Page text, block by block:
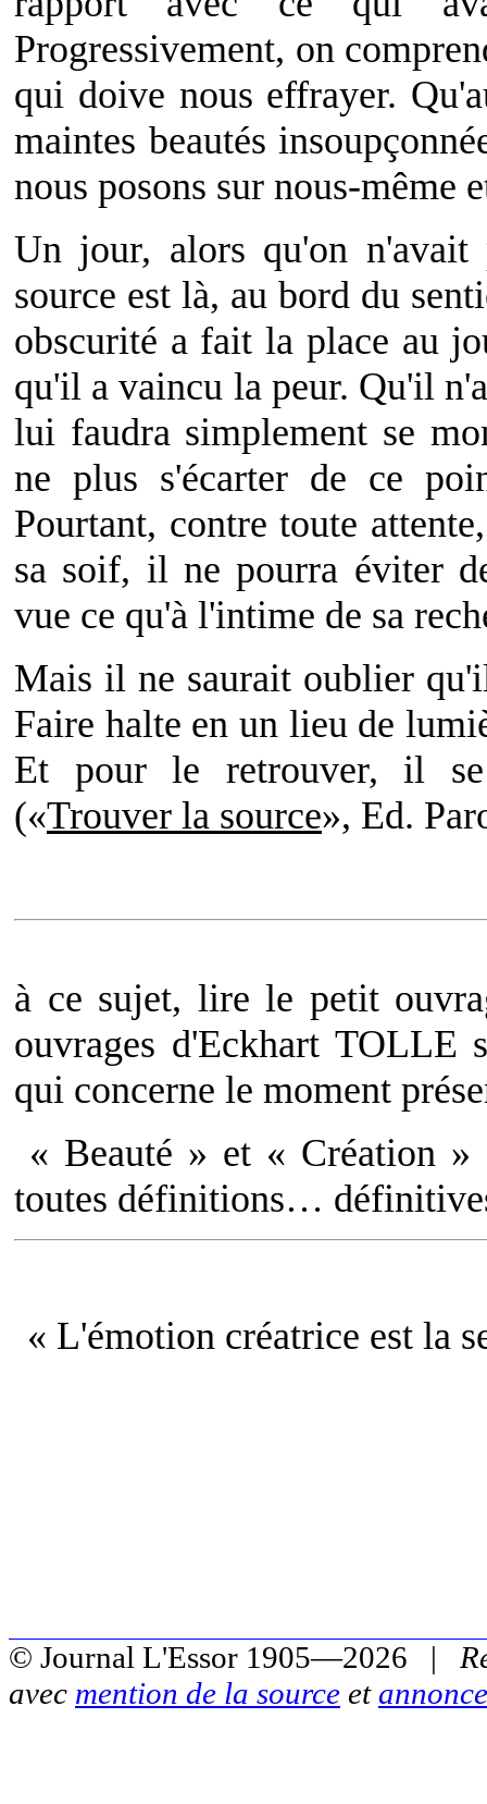
Progressivement, on
qui doive nous effrayer.
maintes beautés
nous posons sur nous-même
Un jour, alors qu'on
source est là, au bord du
obscurité a fait la place au
qu'il a vaincu la peur. Qu'il
lui faudra simplement se
ne plus s'écarter de ce
Pourtant, contre toute
sa soif, il ne pourra éviter
vue ce qu'à l'intime de sa
Mais il ne saurait oublier
Faire halte en un lieu de
Et pour le retrouver, il
(«Trouver la source», Ed.
à ce sujet, lire le petit
ouvrages d'Eckhart TOLLE
qui concerne le moment
« Beauté » et « Création »
toutes définitions…
« L'émotion créatrice est la
© Journal L'Essor 1905—2026 |
avec mention de la source et